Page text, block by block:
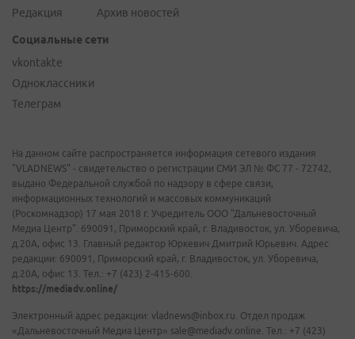
Редакция
Архив новостей
Социальные сети
vkontakte
Одноклассники
Телеграм
На данном сайте распространяется информация сетевого издания
"VLADNEWS" - свидетельство о регистрации СМИ ЭЛ № ФС 77 - 72742,
выдано Федеральной службой по надзору в сфере связи,
информационных технологий и массовых коммуникаций
(Роскомнадзор) 17 мая 2018 г. Учредитель ООО "Дальневосточный
Медиа Центр". 690091, Приморский край, г. Владивосток, ул. Уборевича,
д.20А, офис 13. Главный редактор Юркевич Дмитрий Юрьевич. Адрес
редакции: 690091, Приморский край, г. Владивосток, ул. Уборевича,
д.20А, офис 13. Тел.: +7 (423) 2-415-600.
https://mediadv.online/
Электронный адрес редакции: vladnews@inbox.ru. Отдел продаж
«Дальневосточный Медиа Центр» sale@mediadv.online. Тел.: +7 (423)